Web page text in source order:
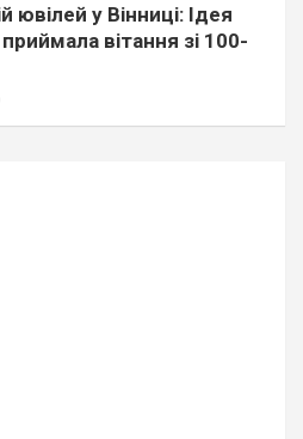
ювілей у Вінниці: Ідея
вітання зі 100-